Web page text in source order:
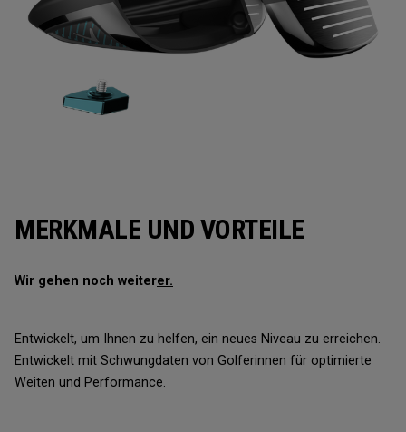
MERKMALE UND VORTEILE
Wir gehen noch weiterer.
Entwickelt, um Ihnen zu helfen, ein neues Niveau zu erreichen.
Entwickelt mit Schwungdaten von Golferinnen für optimierte
Weiten und Performance.